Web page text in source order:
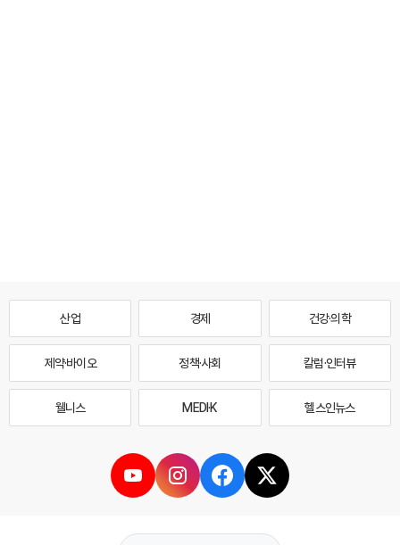
산업 경제 건강·의학
제약·바이오 정책·사회 칼럼·인터뷰
웰니스 MEDI·K 헬스인뉴스